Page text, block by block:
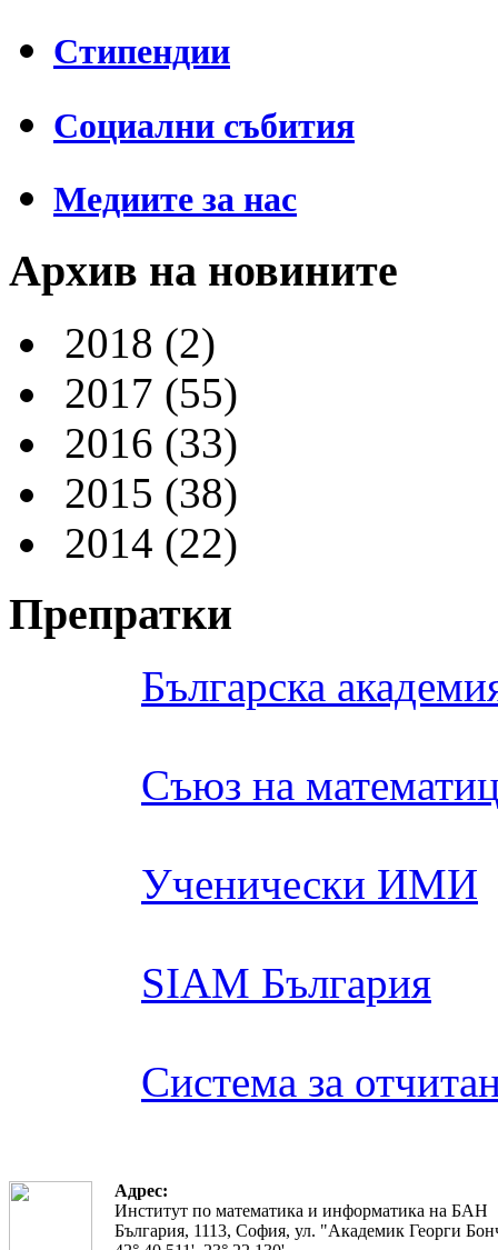
Стипендии
Социални събития
Медиите за нас
Архив на новините
2018 (2)
2017 (55)
2016 (33)
2015 (38)
2014 (22)
Препратки
Българска
Съюз на
Ученически ИМИ
SIAM България
Система за
Адрес:
Институт по математика и информатика на БАН
България, 1113, София, ул. "Академик Георги